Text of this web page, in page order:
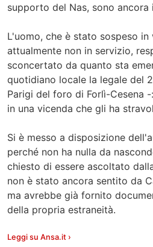
supporto del Nas, sono ancora
L'uomo, che è stato sospeso
attualmente non in servizio,
sconcertato da quanto sta
quotidiano locale la legale del
Parigi del foro di Forlì-Cesena
in una vicenda che gli ha
Si è messo a disposizione
perché non ha nulla da
chiesto di essere ascoltato
non è stato ancora sentito da
ma avrebbe già fornito
della propria estraneità.
Leggi su Ansa.it ›